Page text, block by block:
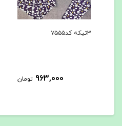
۳تیکه کد۷۵۵۵
963,000 تومان